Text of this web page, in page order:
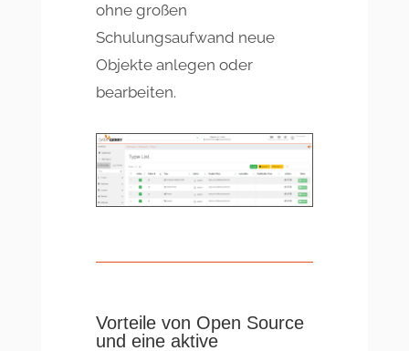
ohne großen
Schulungsaufwand neue
Objekte anlegen oder
bearbeiten.
Vorteile von Open Source
und eine aktive